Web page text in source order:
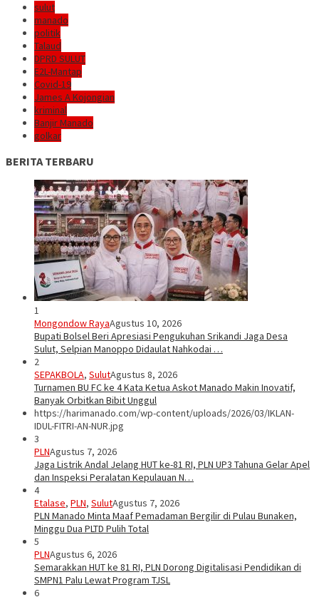
sulut
manado
politik
Talaud
DPRD SULUT
E2L-Mantap
Covid-19
James A Kojongian
kriminal
Banjir Manado
golkar
BERITA TERBARU
1
Mongondow RayaAgustus 10, 2026
Bupati Bolsel Beri Apresiasi Pengukuhan Srikandi Jaga Desa
Sulut, Selpian Manoppo Didaulat Nahkodai …
2
SEPAKBOLA, SulutAgustus 8, 2026
Turnamen BU FC ke 4 Kata Ketua Askot Manado Makin Inovatif,
Banyak Orbitkan Bibit Unggul
https://harimanado.com/wp-content/uploads/2026/03/IKLAN-
IDUL-FITRI-AN-NUR.jpg
3
PLNAgustus 7, 2026
Jaga Listrik Andal Jelang HUT ke-81 RI, PLN UP3 Tahuna Gelar Apel
dan Inspeksi Peralatan Kepulauan N…
4
Etalase, PLN, SulutAgustus 7, 2026
PLN Manado Minta Maaf Pemadaman Bergilir di Pulau Bunaken,
Minggu Dua PLTD Pulih Total
5
PLNAgustus 6, 2026
Semarakkan HUT ke 81 RI, PLN Dorong Digitalisasi Pendidikan di
SMPN1 Palu Lewat Program TJSL
6